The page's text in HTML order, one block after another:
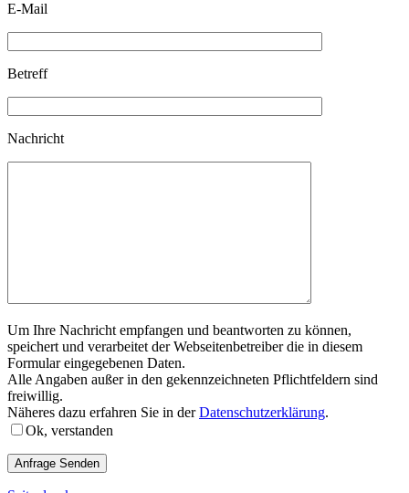
E-Mail
Betreff
Nachricht
Um Ihre Nachricht empfangen und beantworten zu können,
speichert und verarbeitet der Webseitenbetreiber die in diesem
Formular eingegebenen Daten.
Alle Angaben außer in den gekennzeichneten Pflichtfeldern sind
freiwillig.
Näheres dazu erfahren Sie in derDatenschutzerklärung.
Ok, verstanden